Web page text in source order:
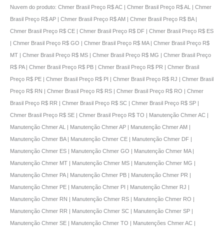
Nuvem do produto: Chmer Brasil Preço R$ AC | Chmer Brasil Preço R$ AL | Chmer
Brasil Preço R$ AP | Chmer Brasil Preço R$ AM | Chmer Brasil Preço R$ BA |
Chmer Brasil Preço R$ CE | Chmer Brasil Preço R$ DF | Chmer Brasil Preço R$ ES
| Chmer Brasil Preço R$ GO | Chmer Brasil Preço R$ MA | Chmer Brasil Preço R$
MT | Chmer Brasil Preço R$ MS | Chmer Brasil Preço R$ MG | Chmer Brasil Preço
R$ PA | Chmer Brasil Preço R$ PB | Chmer Brasil Preço R$ PR | Chmer Brasil
Preço R$ PE | Chmer Brasil Preço R$ PI | Chmer Brasil Preço R$ RJ | Chmer Brasil
Preço R$ RN | Chmer Brasil Preço R$ RS | Chmer Brasil Preço R$ RO | Chmer
Brasil Preço R$ RR | Chmer Brasil Preço R$ SC | Chmer Brasil Preço R$ SP |
Chmer Brasil Preço R$ SE | Chmer Brasil Preço R$ TO | Manutenção Chmer AC |
Manutenção Chmer AL | Manutenção Chmer AP | Manutenção Chmer AM |
Manutenção Chmer BA | Manutenção Chmer CE | Manutenção Chmer DF |
Manutenção Chmer ES | Manutenção Chmer GO | Manutenção Chmer MA |
Manutenção Chmer MT | Manutenção Chmer MS | Manutenção Chmer MG |
Manutenção Chmer PA | Manutenção Chmer PB | Manutenção Chmer PR |
Manutenção Chmer PE | Manutenção Chmer PI | Manutenção Chmer RJ |
Manutenção Chmer RN | Manutenção Chmer RS | Manutenção Chmer RO |
Manutenção Chmer RR | Manutenção Chmer SC | Manutenção Chmer SP |
Manutenção Chmer SE | Manutenção Chmer TO | Manutenções Chmer AC |